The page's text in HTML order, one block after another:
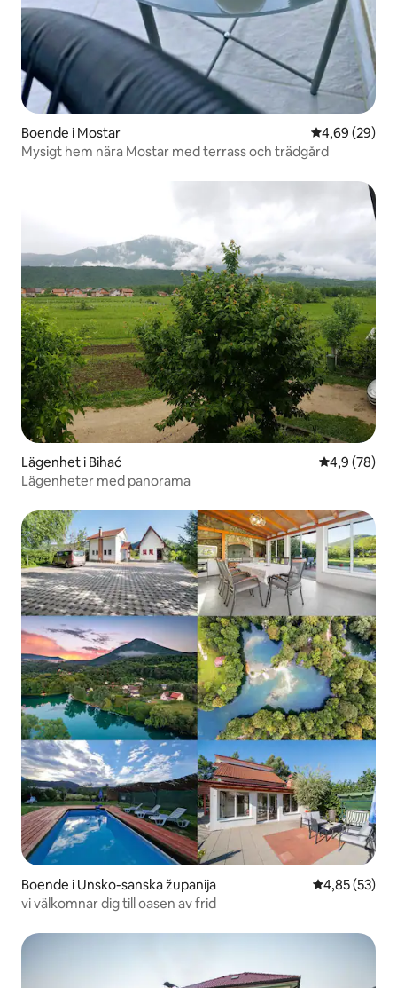
Boende i Mostar 4,69 av 5 i
4,69 (29)
Mysigt hem nära Mostar med terrass och trädgård
Lägenhet i Bihać 4,9 av 5 i
4,9 (78)
Lägenheter med panorama
Boende i Unsko-sanska županija 4,85 av 5 i
4,85 (53)
vi välkomnar dig till oasen av frid